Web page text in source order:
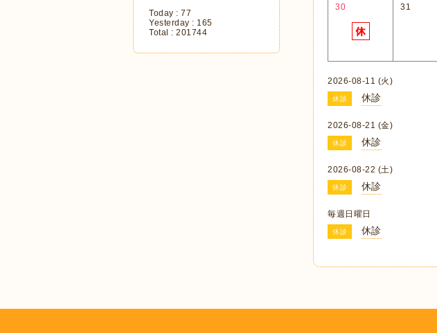
30 31
2026-08-11 (火)
休診 休診
2026-08-21 (金)
休診 休診
2026-08-22 (土)
休診 休診
毎週日曜日
休診 休診
Today : 77
Yesterday : 165
Total : 201744